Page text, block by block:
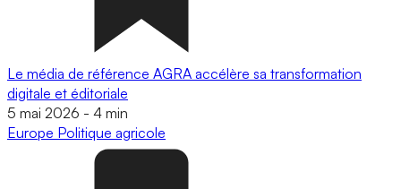
Le média de référence AGRA accélère sa transformation
digitale et éditoriale
5 mai 2026 - 4 min
Europe Politique agricole